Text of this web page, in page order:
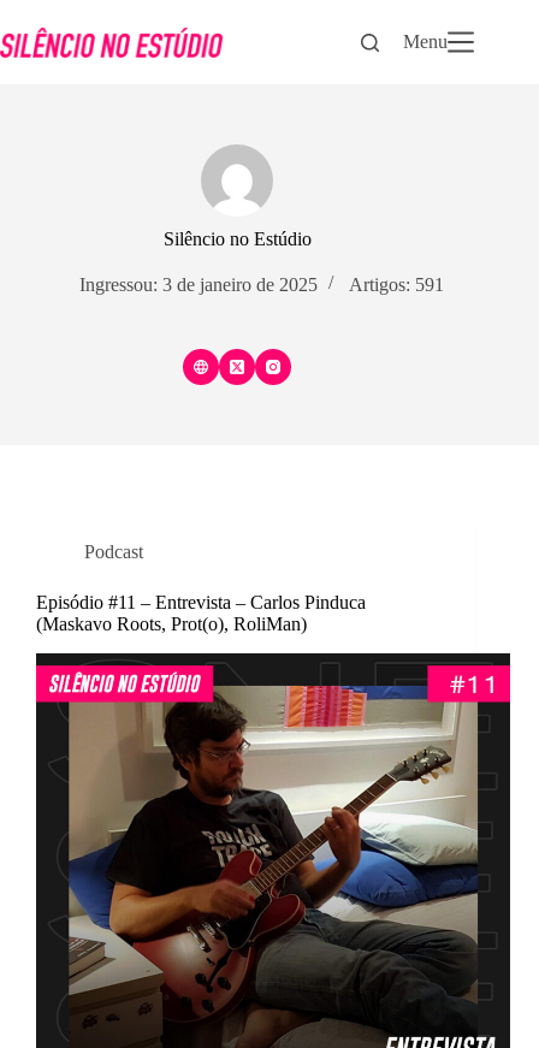
para
o
Menu
Silêncio no Estúdio
Ingressou: 3 de janeiro de 2025 Artigos: 591
Podcast
Episódio #11 – Entrevista – Carlos Pinduca
(Maskavo Roots, Prot(o), RoliMan)